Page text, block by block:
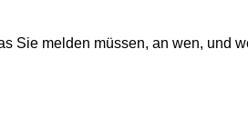
Sie melden müssen, an wen, und